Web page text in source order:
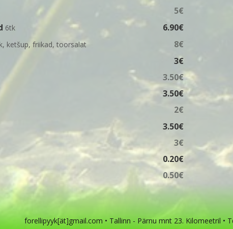
5€
6tk
6.90€
ketšup, friikad, toorsalat
8€
3€
3.50€
3.50€
2€
3.50€
3€
0.20€
0.50€
forellipyyk[ät]gmail.com • Tallinn - Pärnu mnt 23. Kilomeetril •